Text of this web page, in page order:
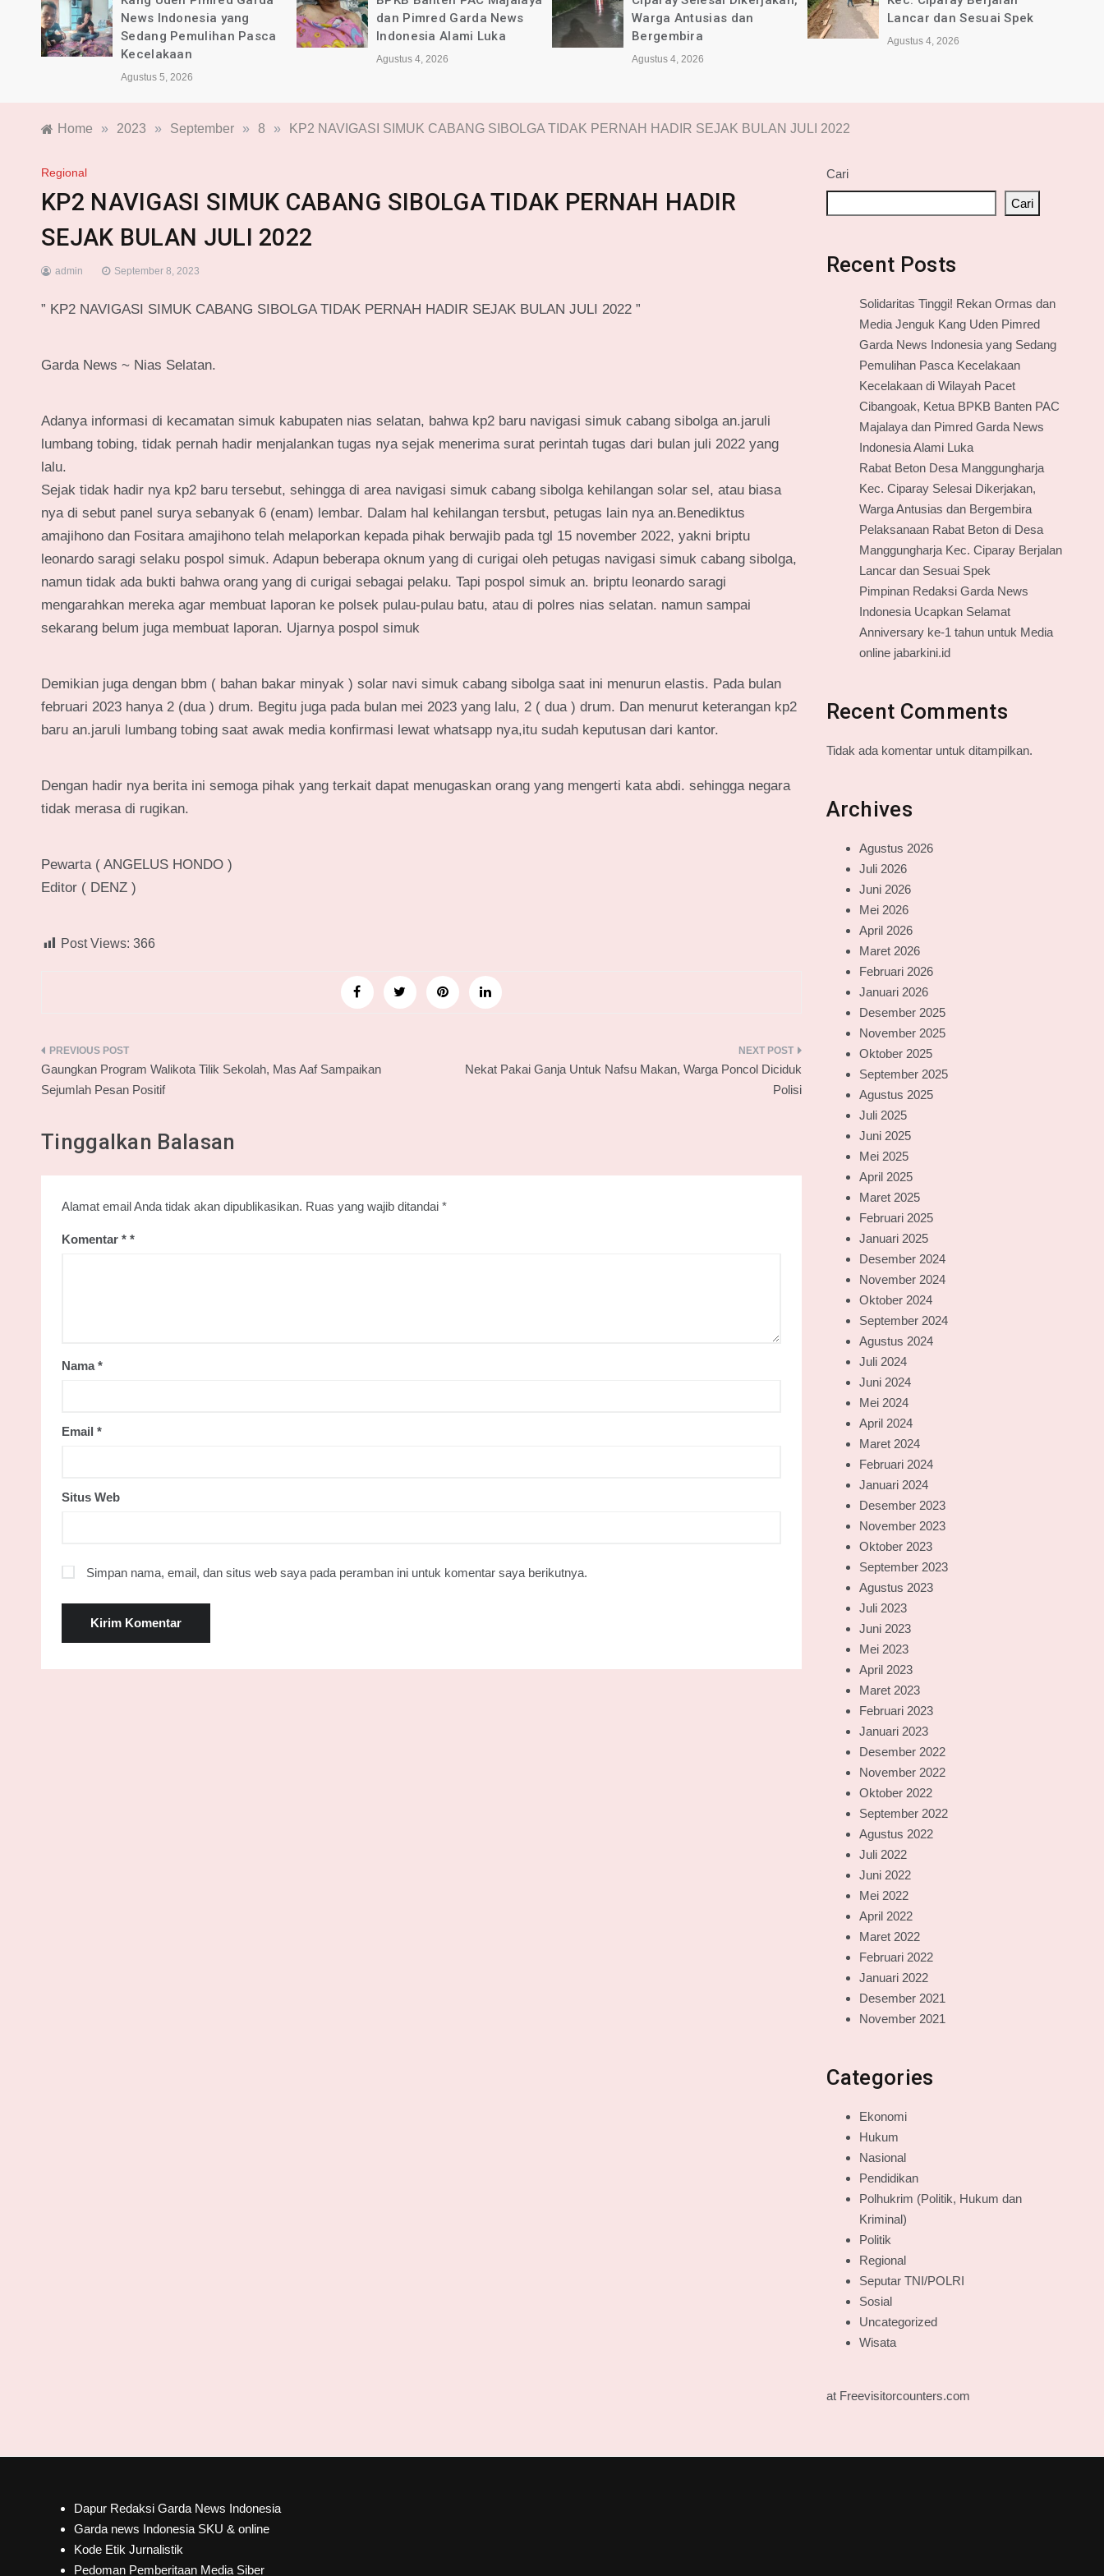
dan Pimred Garda News
Indonesia Alami Luka
Agustus 4, 2026
Warga Antusias dan
Bergembira
Agustus 4, 2026
Lancar dan Sesuai Spek
Agustus 4, 2026
tahun untuk Media online
jabarkini.id
Home » 2023 » September » 8 » KP2 NAVIGASI SIMUK CABANG SIBOLGA TIDAK PERNAH HADIR SEJAK BULAN JULI 2022
Regional
KP2 NAVIGASI SIMUK CABANG SIBOLGA TIDAK PERNAH HADIR
SEJAK BULAN JULI 2022
admin September 8, 2023
” KP2 NAVIGASI SIMUK CABANG SIBOLGA TIDAK PERNAH HADIR SEJAK BULAN JULI 2022 ”
Garda News ~ Nias Selatan.
Adanya informasi di kecamatan simuk kabupaten nias selatan, bahwa kp2 baru navigasi simuk cabang sibolga an.jaruli
lumbang tobing, tidak pernah hadir menjalankan tugas nya sejak menerima surat perintah tugas dari bulan juli 2022 yang
lalu.
Sejak tidak hadir nya kp2 baru tersebut, sehingga di area navigasi simuk cabang sibolga kehilangan solar sel, atau biasa
nya di sebut panel surya sebanyak 6 (enam) lembar. Dalam hal kehilangan tersbut, petugas lain nya an.Benediktus
amajihono dan Fositara amajihono telah melaporkan kepada pihak berwajib pada tgl 15 november 2022, yakni briptu
leonardo saragi selaku pospol simuk. Adapun beberapa oknum yang di curigai oleh petugas navigasi simuk cabang sibolga,
namun tidak ada bukti bahwa orang yang di curigai sebagai pelaku. Tapi pospol simuk an. briptu leonardo saragi
mengarahkan mereka agar membuat laporan ke polsek pulau-pulau batu, atau di polres nias selatan. namun sampai
sekarang belum juga membuat laporan. Ujarnya pospol simuk
Demikian juga dengan bbm ( bahan bakar minyak ) solar navi simuk cabang sibolga saat ini menurun elastis. Pada bulan
februari 2023 hanya 2 (dua ) drum. Begitu juga pada bulan mei 2023 yang lalu, 2 ( dua ) drum. Dan menurut keterangan kp2
baru an.jaruli lumbang tobing saat awak media konfirmasi lewat whatsapp nya,itu sudah keputusan dari kantor.
Dengan hadir nya berita ini semoga pihak yang terkait dapat menugaskan orang yang mengerti kata abdi. sehingga negara
tidak merasa di rugikan.
Pewarta ( ANGELUS HONDO )
Editor ( DENZ )
Post Views: 366
Navigasi
pos
Gaungkan Program Walikota Tilik Sekolah, Mas Aaf Sampaikan
Sejumlah Pesan Positif
Nekat Pakai Ganja Untuk Nafsu Makan, Warga Poncol Diciduk
Polisi
Tinggalkan Balasan
Alamat email Anda tidak akan dipublikasikan. Ruas yang wajib ditandai *
Komentar *
Nama*
Email *
Situs Web
Simpan nama, email, dan situs web saya pada peramban ini untuk komentar saya berikutnya.
Cari
Cari
Recent Posts
Solidaritas Tinggi! Rekan Ormas dan
Media Jenguk Kang Uden Pimred
Garda News Indonesia yang Sedang
Pemulihan Pasca Kecelakaan
Kecelakaan di Wilayah Pacet
Cibangoak, Ketua BPKB Banten PAC
Majalaya dan Pimred Garda News
Indonesia Alami Luka
Rabat Beton Desa Manggungharja
Kec. Ciparay Selesai Dikerjakan,
Warga Antusias dan Bergembira
Pelaksanaan Rabat Beton di Desa
Manggungharja Kec. Ciparay Berjalan
Lancar dan Sesuai Spek
Pimpinan Redaksi Garda News
Indonesia Ucapkan Selamat
Anniversary ke-1 tahun untuk Media
online jabarkini.id
Recent Comments
Tidak ada komentar untuk ditampilkan.
Archives
Agustus 2026
Juli 2026
Juni 2026
Mei 2026
April 2026
Maret 2026
Februari 2026
Januari 2026
Desember 2025
November 2025
Oktober 2025
September 2025
Agustus 2025
Juli 2025
Juni 2025
Mei 2025
April 2025
Maret 2025
Februari 2025
Januari 2025
Desember 2024
November 2024
Oktober 2024
September 2024
Agustus 2024
Juli 2024
Juni 2024
Mei 2024
April 2024
Maret 2024
Februari 2024
Januari 2024
Desember 2023
November 2023
Oktober 2023
September 2023
Agustus 2023
Juli 2023
Juni 2023
Mei 2023
April 2023
Maret 2023
Februari 2023
Januari 2023
Desember 2022
November 2022
Oktober 2022
September 2022
Agustus 2022
Juli 2022
Juni 2022
Mei 2022
April 2022
Maret 2022
Februari 2022
Januari 2022
Desember 2021
November 2021
Categories
Ekonomi
Hukum
Nasional
Pendidikan
Polhukrim (Politik, Hukum dan
Kriminal)
Politik
Regional
Seputar TNI/POLRI
Sosial
Uncategorized
Wisata
at Freevisitorcounters.com
Dapur Redaksi Garda News Indonesia
Garda news Indonesia SKU & online
Kode Etik Jurnalistik
Pedoman Pemberitaan Media Siber